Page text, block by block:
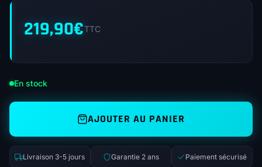
219,90€TTC
En stock
AJOUTER AU PANIER
Livraison 3-5 jours Garantie 2 ans Paiement sécurisé